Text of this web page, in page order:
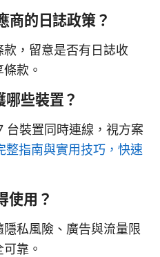
商的日誌政策？
，留意是否有日誌收
款。
些裝置？
台裝置同時連線，視方案
整指南與實用技巧，快速
使用？
私風險、廣告與流量限
靠。